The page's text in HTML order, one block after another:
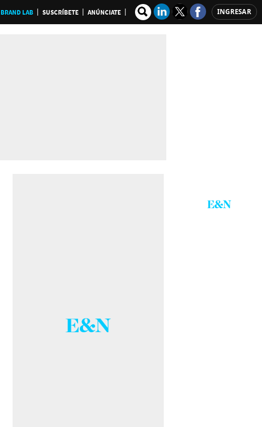
BRAND LAB SUSCRÍBETE ANÚNCIATE INGRESAR